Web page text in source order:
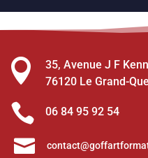

35, Avenue J F
76120 Le Grand-
 06 84 95 92 54
